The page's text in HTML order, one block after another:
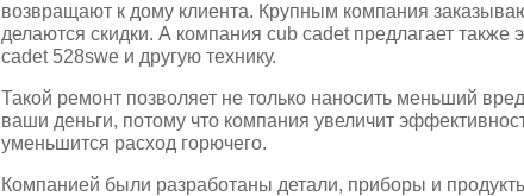
возвращают к дому клиента. Крупным компания
делаются скидки. А компания cub cadet предлагает также
cadet 528swe и другую технику.
Такой ремонт позволяет не только наносить меньший
ваши деньги, потому что компания увеличит
уменьшится расход горючего.
Компанией были разработаны детали, приборы и